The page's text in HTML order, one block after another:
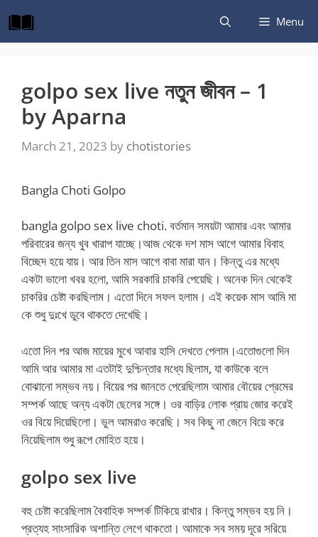
to
content
Menu
golpo sex live নতুন জীবন – 1
by Aparna
March 21, 2023 by chotistories
Bangla Choti Golpo
bangla golpo sex live choti. বর্তমান সময়টা আমার এবং আমার
পরিবারের জন্য খুব খারাপ যাচ্ছে।আজ থেকে দশ মাস আগে আমার বিবাহ
বিচ্ছেদ হয়ে যায়। আর তিন মাস আগে বাবা মারা যান। কিন্তু এর মধ্যে
একটা ভালো খবর হলো, আমি সরকারি চাকরি পেয়েছি। অনেক দিন থেকেই
চাকরির চেষ্টা করছিলাম। এতো দিনে সফল হলাম। এই কয়েক মাস আমি মা
কে শুধু দুঃখে ডুবে থাকতে দেখেছি।
এতো দিন পর আজ মায়ের মুখে আবার হাসি দেখতে পেলাম।এতোগুলো দিন
আমি আর আমার মা এতটাই দুশ্চিন্তার মধ্যে ছিলাম, যা কাউকে বলে
বোঝানো সম্ভব নয়। বিয়ের পর জানতে পেরেছিলাম আমার বৌয়ের প্রেমের
সম্পর্ক আছে অন্য একটা ছেলের সঙ্গে। ওর বাড়ির লোক প্রায় জোর করেই
ওর বিয়ে দিয়েছিলো। ভুল আমরাও করেছি। সব কিছু না জেনে বিয়ে করে
নিয়েছিলাম শুধু রূপে মোহিত হয়ে।
golpo sex live
বহু চেষ্টা করেছিলাম বৈবাহিক সম্পর্ক টিকিয়ে রাখার। কিন্তু সম্ভব হয় নি।
প্রত্যহ সাংসারিক অশান্তি লেগে থাকতো। আমাকে সব সময় দূরে সরিয়ে